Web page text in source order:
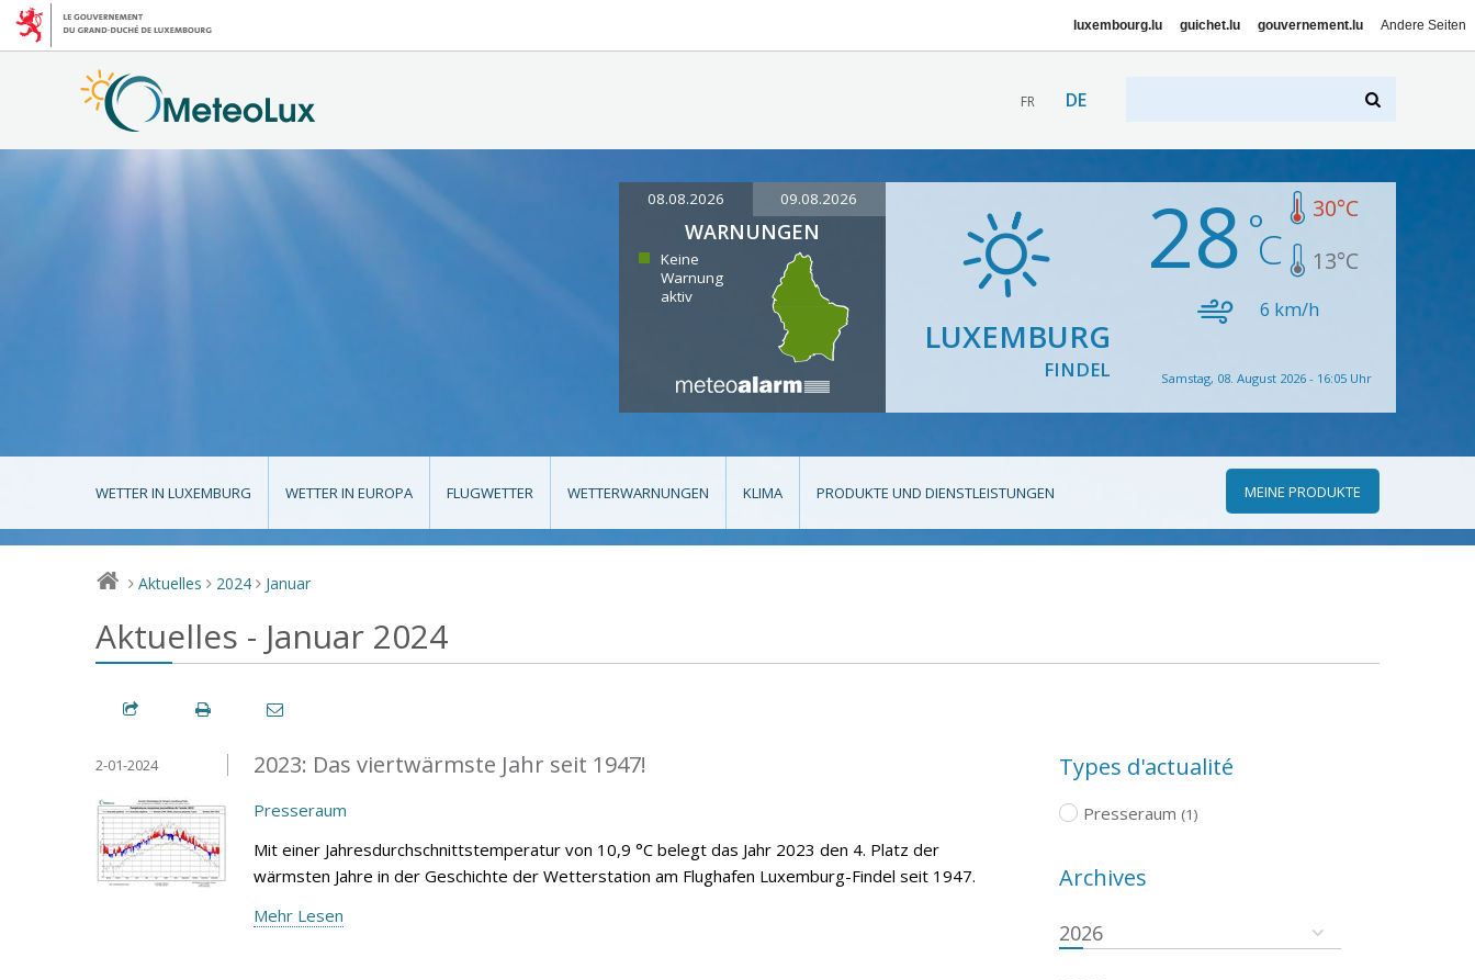
luxembourg.lu guichet.lu gouvernement.lu Andere Seiten
FR DE
08.08.2026 09.08.2026
WARNUNGEN
Keine
Warnung
aktiv
LUXEMBURG
FINDEL
28 30°C
13°C
6 km/h
Samstag, 08. August 2026 - 16:05 Uhr
WETTER IN LUXEMBURG WETTER IN EUROPA FLUGWETTER WETTERWARNUNGEN KLIMA PRODUKTE UND DIENSTLEISTUNGEN MEINE PRODUKTE
> Aktuelles > 2024 > Januar
Aktuelles - Januar 2024
2023: Das viertwärmste Jahr seit 1947!
2-01-2024
Presseraum
Mit einer Jahresdurchschnittstemperatur von 10,9 °C belegt das Jahr 2023 den 4. Platz der
wärmsten Jahre in der Geschichte der Wetterstation am Flughafen Luxemburg-Findel seit 1947.
Mehr Lesen
Types d'actualité
Presseraum (1)
Archives
2026